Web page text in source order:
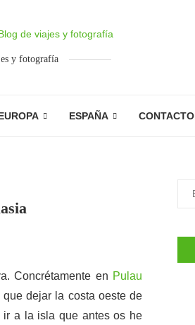
y fotografía
ESPAÑA CONTACTO
Concrétamente en Pulau
dejar la costa oeste de
ir a la isla que antes os he